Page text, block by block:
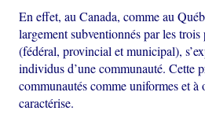
En effet, au Canada, comme au
largement subventionnés par les
(fédéral, provincial et municipal),
individus d’une communauté. Cette
communautés comme uniformes et
caractérise.